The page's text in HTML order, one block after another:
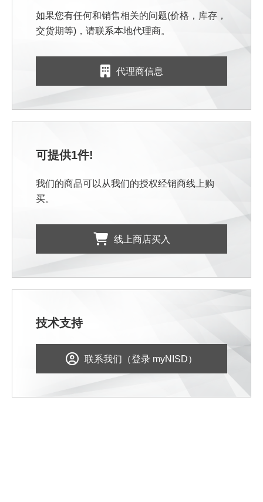
如果您有任何和销售相关的问题(价格，库存，
交货期等)，请联系本地代理商。
代理商信息
可提供1件!
我们的商品可以从我们的授权经销商线上购
买。
线上商店买入
技术支持
联系我们（登录 myNISD）